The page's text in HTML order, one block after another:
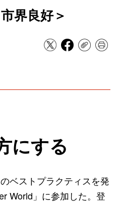
界良好＞
にする
ベストプラクティスを発
World」に参加した。登